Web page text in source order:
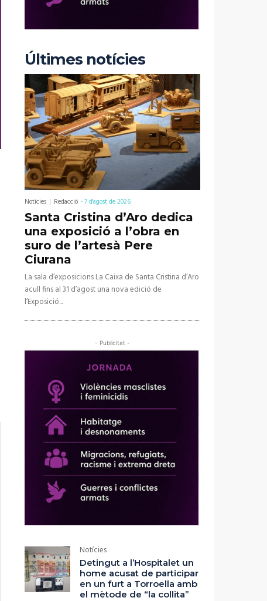
Últimes notícies
Notícies Redacció -7 d'agost de 2026
Santa Cristina d’Aro dedica
una exposició a l’obra en
suro de l’artesà Pere
Ciurana
La sala d’exposicions La Caixa de Santa Cristina d’Aro
acull fins al 31 d’agost una nova edició de
l’Exposició...
- Publicitat -
Notícies
Detingut a l’Hospitalet un
home acusat de participar
en un furt a Torroella amb
el mètode de “la collita”